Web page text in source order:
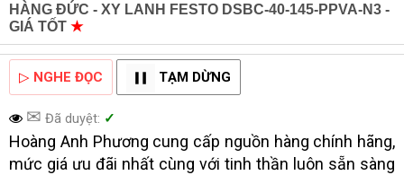
HÀNG ĐỨC - XY LANH FESTO DSBC-40-145-PPVA-N3 -
GIÁ TỐT ★
▷ NGHE ĐỌC TẠM DỪNG
✉ Đã duyệt: ✓
Hoàng Anh Phương cung cấp nguồn hàng chính hãng,
mức giá ưu đãi nhất cùng với tinh thần luôn sẵn sàng